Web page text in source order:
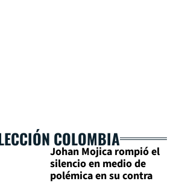
COLOMBIA
Johan Mojica rompió el
silencio en medio de
polémica en su contra